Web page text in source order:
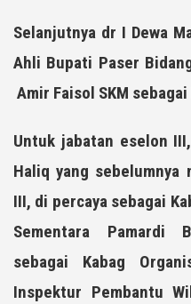
Selanjutnya dr I Dewa
Ahli Bupati Paser
Amir Faisol SKM
Untuk jabatan eselon
Haliq yang sebelumnya
III, di percaya sebagai
Sementara Pamardi
sebagai Kabag
Inspektur Pembantu